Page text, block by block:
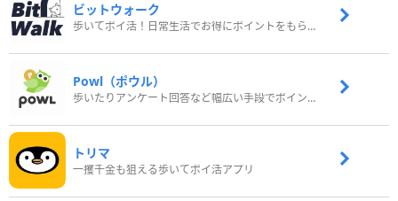
ビットウォーク
歩いてポイ活！日常生活でお得にポイントをもらおう
Powl（ポウル）
歩いたりアンケート回答など幅広い手段でポイントをゲット
トリマ
一攫千金も狙える歩いてポイ活アプリ